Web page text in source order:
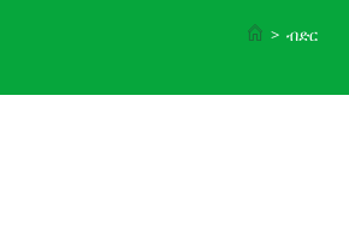
> ብድር